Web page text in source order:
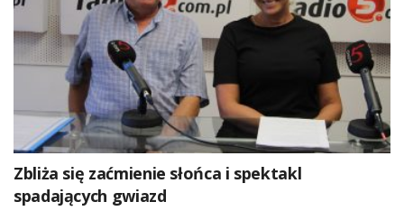
Zbliża się zaćmienie słońca i spektakl
spadających gwiazd